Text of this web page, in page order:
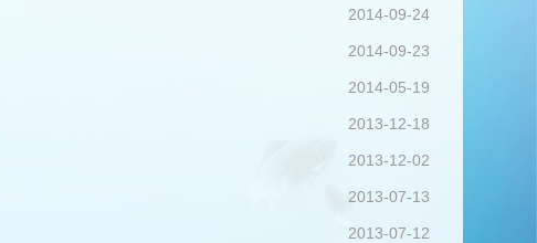
2014-09-24
2014-09-23
2014-05-19
2013-12-18
2013-12-02
2013-07-13
2013-07-12